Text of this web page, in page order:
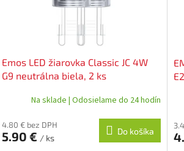
Emos LED žiarovka Classic JC 4W
G9 neutrálna biela, 2 ks
Na sklade | Odosielame do 24 hodín
4.80 € bez DPH
5.90 € / ks
Do košíka